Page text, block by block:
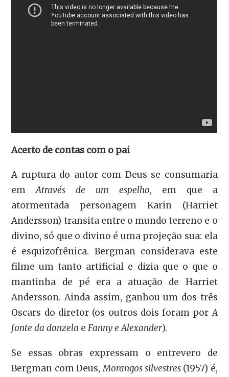
Acerto de contas com o pai
A ruptura do autor com Deus se consumaria
emAtravés de um espelho, em que a
atormentada personagem Karin (Harriet
Andersson) transita entre o mundo terreno e o
divino, só que o divino é uma projeção sua: ela
é esquizofrênica. Bergman considerava este
filme um tanto artificial e dizia que o que o
mantinha de pé era a atuação de Harriet
Andersson. Ainda assim, ganhou um dos três
Oscars do diretor (os outros dois foram porA
fonte da donzela eFanny e Alexander).
Se essas obras expressam o entrevero de
Bergman com Deus,Morangos silvestres (1957) é,